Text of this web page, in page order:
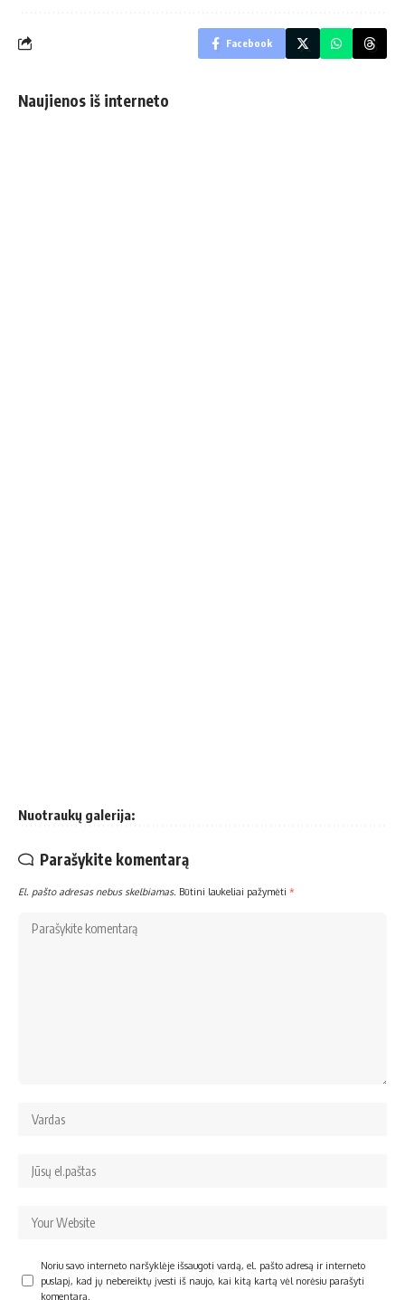
Facebook
Naujienos iš interneto
Nuotraukų galerija:
Parašykite komentarą
El. pašto adresas nebus skelbiamas. Būtini laukeliai pažymėti *
Noriu savo interneto naršyklėje išsaugoti vardą, el. pašto adresą ir interneto
puslapį, kad jų nebereiktų įvesti iš naujo, kai kitą kartą vėl norėsiu parašyti
komentarą.